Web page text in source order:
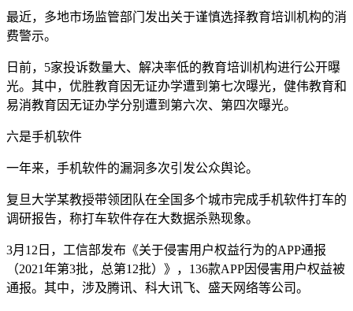
最近，多地市场监管部门发出关于谨慎选择教育培训机构的消
费警示。
日前，5家投诉数量大、解决率低的教育培训机构进行公开曝
光。其中，优胜教育因无证办学遭到第七次曝光，健伟教育和
易消教育因无证办学分别遭到第六次、第四次曝光。
六是手机软件
一年来，手机软件的漏洞多次引发公众舆论。
复旦大学某教授带领团队在全国多个城市完成手机软件打车的
调研报告，称打车软件存在大数据杀熟现象。
3月12日，工信部发布《关于侵害用户权益行为的APP通报
（2021年第3批，总第12批）》，136款APP因侵害用户权益被
通报。其中，涉及腾讯、科大讯飞、盛天网络等公司。